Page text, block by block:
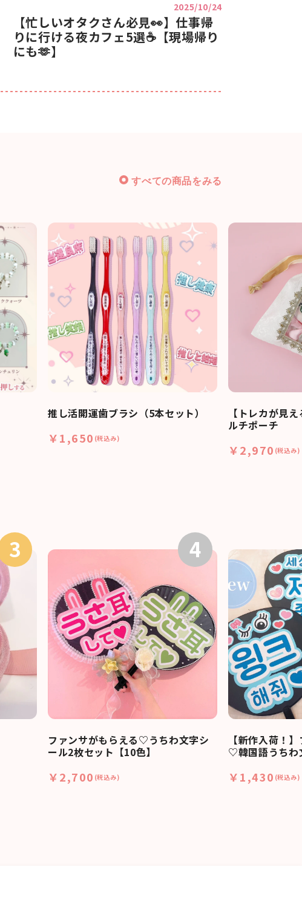
2025/10/24
【忙しいオタクさん必見👀】仕事帰
りに行ける夜カフェ5選☕【現場帰り
にも🫶】
すべての商品をみる
推し活開運歯ブラシ（5本セット）
￥1,650 (税込み)
【トレカが見
ルチポーチ
￥2,970 (税込み)
3 4
ファンサがもらえる♡うちわ文字シ
ール2枚セット【10色】
￥2,700 (税込み)
【新作入荷！
♡韓国語うちわ
￥1,430 (税込み)